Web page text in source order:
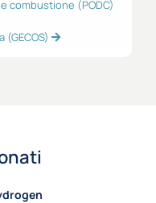
combustione (PODC)